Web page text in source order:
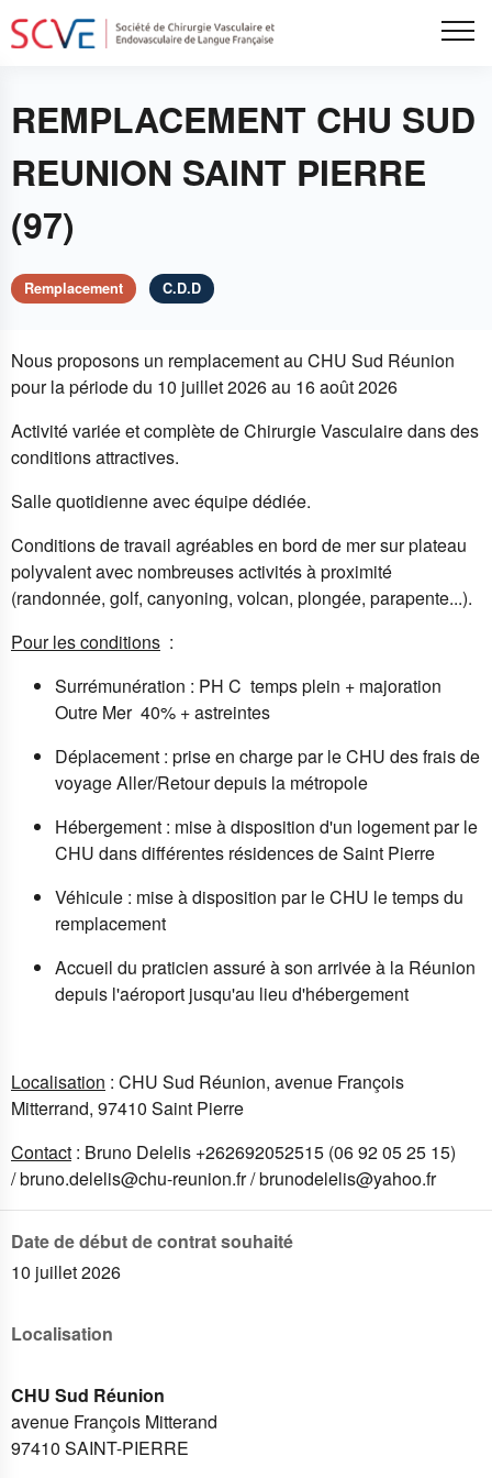
Aller
au
REMPLACEMENT CHU SUD
REUNION SAINT PIERRE
(97)
Remplacement C.D.D
Nous proposons un remplacement au CHU Sud Réunion
pour la période du 10 juillet 2026 au 16 août 2026
Activité variée et complète de Chirurgie Vasculaire dans des
conditions attractives.
Salle quotidienne avec équipe dédiée.
Conditions de travail agréables en bord de mer sur plateau
polyvalent avec nombreuses activités à proximité
(randonnée, golf, canyoning, volcan, plongée, parapente...).
Pour les conditions :
Surrémunération : PH C temps plein + majoration
Outre Mer 40% + astreintes
Déplacement : prise en charge par le CHU des frais de
voyage Aller/Retour depuis la métropole
Hébergement : mise à disposition d'un logement par le
CHU dans différentes résidences de Saint Pierre
Véhicule : mise à disposition par le CHU le temps du
remplacement
Accueil du praticien assuré à son arrivée à la Réunion
depuis l'aéroport jusqu'au lieu d'hébergement
Localisation : CHU Sud Réunion, avenue François
Mitterrand, 97410 Saint Pierre
Contact : Bruno Delelis +262692052515 (06 92 05 25 15)
/bruno.delelis@chu-reunion.fr/brunodelelis@yahoo.fr
Date de début de contrat souhaité
10 juillet 2026
Localisation
CHU Sud Réunion
avenue François Mitterand
97410 SAINT-PIERRE